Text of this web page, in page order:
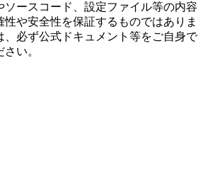
ソースコード、設定ファイル等の内容
や安全性を保証するものではありま
、必ず公式ドキュメント等をご自身で
い。